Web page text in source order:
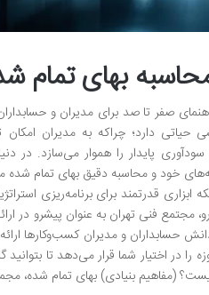
بهای تمام
صفر تا صد برای مدیران و
دارد؛ چراکه به مدیران امکان
پایدار را هموار می‌سازد. در
خود و محاسبه دقیق بهای تمام شده
قدرتمند برای برنامه‌ریزی
فنی تهران به عنوان پیشرو در
حسابداران و مدیران کسب‌وکارها
را در اختیار شما قرار می‌دهد تا
(مفاهیم بنیادی) بهای تمام شده،